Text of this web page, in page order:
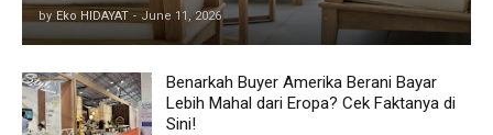
by Eko HIDAYAT - June 11, 2026
Benarkah Buyer Amerika Berani Bayar
Lebih Mahal dari Eropa? Cek Faktanya di
Sini!